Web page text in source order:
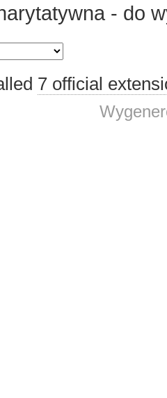
- do
7 official